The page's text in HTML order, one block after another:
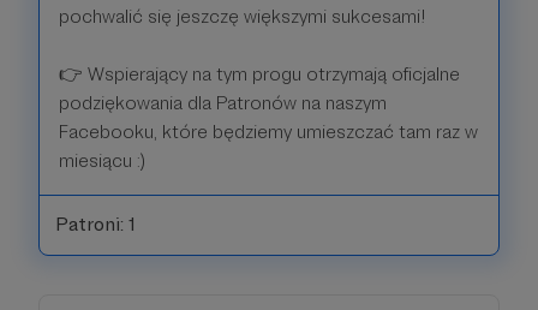
pochwalić się jeszczę większymi sukcesami!
👉 Wspierający na tym progu otrzymają oficjalne
podziękowania dla Patronów na naszym
Facebooku, które będziemy umieszczać tam raz w
miesiącu :)
Patroni: 1